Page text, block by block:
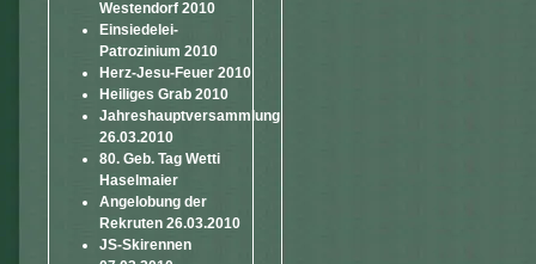
Westendorf 2010
Einsiedelei-
Patrozinium 2010
Herz-Jesu-Feuer 2010
Heiliges Grab 2010
Jahreshauptversammlung
26.03.2010
80. Geb. Tag Wetti
Haselmaier
Angelobung der
Rekruten 26.03.2010
JS-Skirennen